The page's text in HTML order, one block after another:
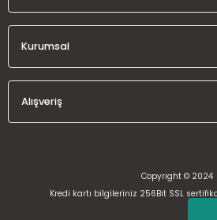
Kurumsal
Alışveriş
Copyright © 2024
Kredi kartı bilgileriniz 256Bit SSL